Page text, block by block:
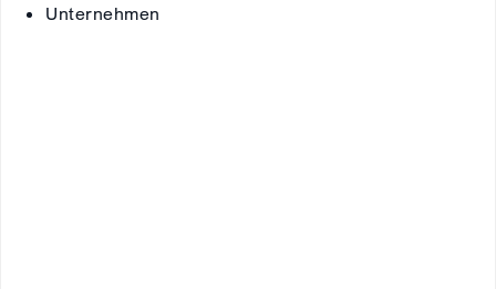
Unternehmen